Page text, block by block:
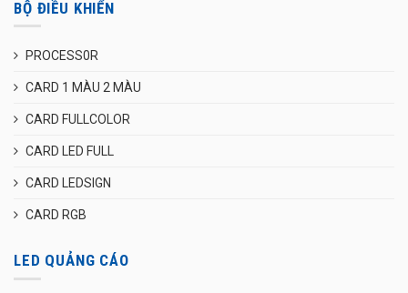
BỘ ĐIỀU KHIỂN
PROCESS0R
CARD 1 MÀU 2 MÀU
CARD FULLCOLOR
CARD LED FULL
CARD LEDSIGN
CARD RGB
LED QUẢNG CÁO